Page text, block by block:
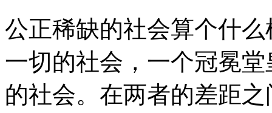
公正稀缺的社会算个什
一切的社会，一个冠冕
的社会。在两者的差距